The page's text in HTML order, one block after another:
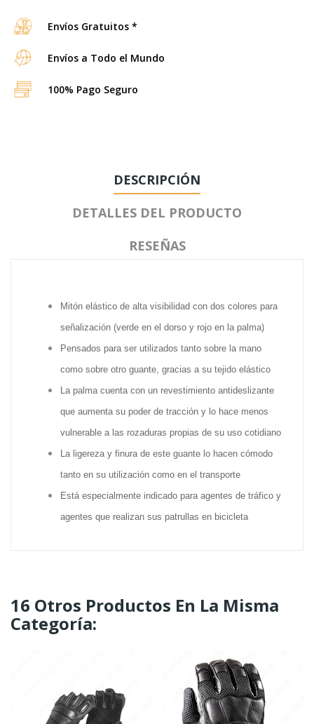
Envíos Gratuitos *
Envíos a Todo el Mundo
100% Pago Seguro
DESCRIPCIÓN
DETALLES DEL PRODUCTO
RESEÑAS
Mitón elástico de alta visibilidad con dos colores para
señalización (verde en el dorso y rojo en la palma)
Pensados para ser utilizados tanto sobre la mano
como sobre otro guante, gracias a su tejido elástico
La palma cuenta con un revestimiento antideslizante
que aumenta su poder de tracción y lo hace menos
vulnerable a las rozaduras propias de su uso cotidiano
La ligereza y finura de este guante lo hacen cómodo
tanto en su utilización como en el transporte
Está especialmente indicado para agentes de tráfico y
agentes que realizan sus patrullas en bicicleta
16 Otros Productos En La Misma
Categoría: